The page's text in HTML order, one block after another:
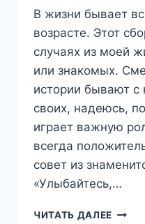
В жизни бывает
возрасте. Этот
случаях из моей
или знакомых.
истории бывают
своих, надеюсь,
играет важную
всегда
совет из
«Улыбайтесь,…
ЧИТАТЬ ДАЛЕЕ УРОКИ